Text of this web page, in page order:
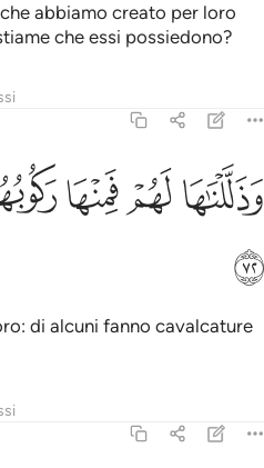
abbiamo creato per loro
che essi possiedono?
وذللناها لهم فمنها ركوبهم ومنها ياكلون
وَذَلَّلْنَـٰهَا لَهُمْ فَمِنْهَا رَكُوبُهُمْ وَمِنْهَا يَأْكُلُونَ
ﱎﱏﱐ
ﱔ
di alcuni fanno cavalcature